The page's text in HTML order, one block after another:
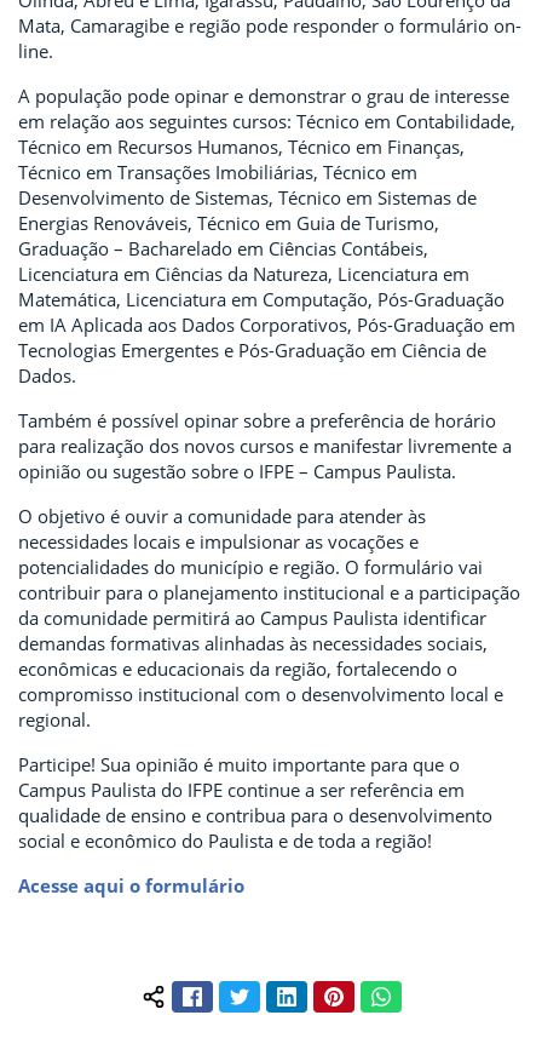
Mata, Camaragibe e região pode responder o formulário on-
line.
A população pode opinar e demonstrar o grau de interesse
em relação aos seguintes cursos: Técnico em Contabilidade,
Técnico em Recursos Humanos, Técnico em Finanças,
Técnico em Transações Imobiliárias, Técnico em
Desenvolvimento de Sistemas, Técnico em Sistemas de
Energias Renováveis, Técnico em Guia de Turismo,
Graduação – Bacharelado em Ciências Contábeis,
Licenciatura em Ciências da Natureza, Licenciatura em
Matemática, Licenciatura em Computação, Pós-Graduação
em IA Aplicada aos Dados Corporativos, Pós-Graduação em
Tecnologias Emergentes e Pós-Graduação em Ciência de
Dados.
Também é possível opinar sobre a preferência de horário
para realização dos novos cursos e manifestar livremente a
opinião ou sugestão sobre o IFPE – Campus Paulista.
O objetivo é ouvir a comunidade para atender às
necessidades locais e impulsionar as vocações e
potencialidades do município e região. O formulário vai
contribuir para o planejamento institucional e a participação
da comunidade permitirá ao Campus Paulista identificar
demandas formativas alinhadas às necessidades sociais,
econômicas e educacionais da região, fortalecendo o
compromisso institucional com o desenvolvimento local e
regional.
Participe! Sua opinião é muito importante para que o
Campus Paulista do IFPE continue a ser referência em
qualidade de ensino e contribua para o desenvolvimento
social e econômico do Paulista e de toda a região!
Acesse aqui o formulário
Compartilhar conteúdo:
FacebookTwitterLinkedInPinterestWhatsApp